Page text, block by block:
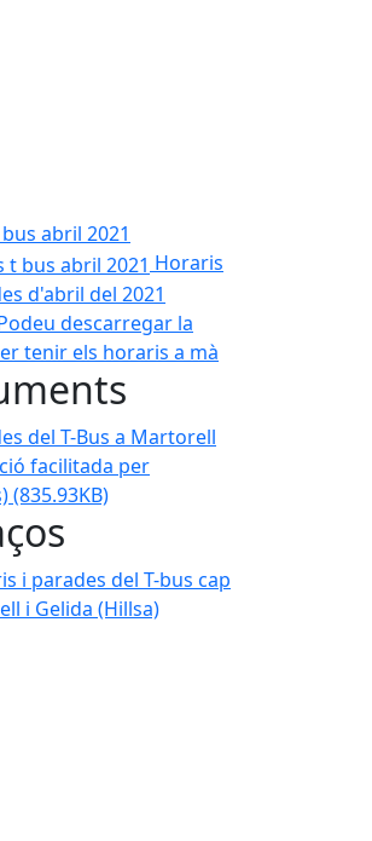
abril 2021
Horaris
d'abril del 2021
descarregar la
tenir els horaris a mà
del T-Bus a Martorell
facilitada per
(835.93KB)
i parades del T-bus cap
i Gelida (Hillsa)